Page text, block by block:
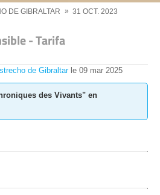
DE GIBRALTAR » 31 OCT. 2023
- Tarifa
de Gibraltar le 09 mar 2025
des Vivants" en